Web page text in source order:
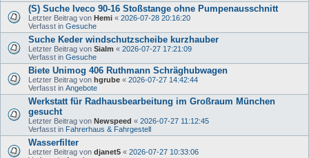
(S) Suche Iveco 90-16 Stoßstange ohne Pumpenausschnitt
Letzter Beitrag von Hemi « 2026-07-28 20:16:20
Verfasst in Gesuche
Suche Keder windschutzscheibe kurzhauber
Letzter Beitrag von Sialm « 2026-07-27 17:21:09
Verfasst in Gesuche
Biete Unimog 406 Ruthmann Schräghubwagen
Letzter Beitrag von hgrube « 2026-07-27 14:42:44
Verfasst in Angebote
Werkstatt für Radhausbearbeitung im Großraum München
gesucht
Letzter Beitrag von Newspeed « 2026-07-27 11:12:45
Verfasst in Fahrerhaus & Fahrgestell
Wasserfilter
Letzter Beitrag von djanet5 « 2026-07-27 10:33:06